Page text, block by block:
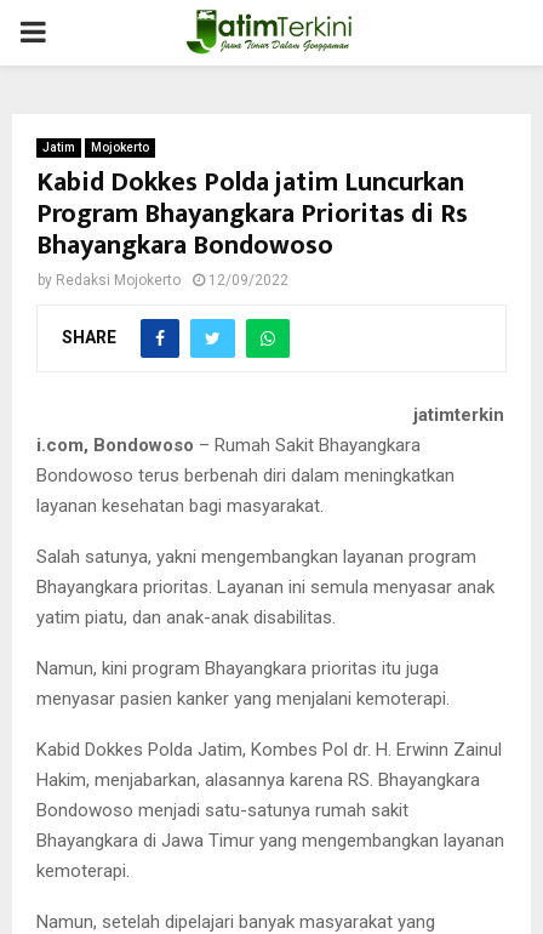
PRIMARY
Jatim Mojokerto
Kabid Dokkes Polda jatim Luncurkan
Program Bhayangkara Prioritas di Rs
Bhayangkara Bondowoso
by Redaksi Mojokerto 12/09/2022
SHARE
jatimterkin
i.com, Bondowoso – Rumah Sakit Bhayangkara
Bondowoso terus berbenah diri dalam meningkatkan
layanan kesehatan bagi masyarakat.
Salah satunya, yakni mengembangkan layanan program
Bhayangkara prioritas. Layanan ini semula menyasar anak
yatim piatu, dan anak-anak disabilitas.
Namun, kini program Bhayangkara prioritas itu juga
menyasar pasien kanker yang menjalani kemoterapi.
Kabid Dokkes Polda Jatim, Kombes Pol dr. H. Erwinn Zainul
Hakim, menjabarkan, alasannya karena RS. Bhayangkara
Bondowoso menjadi satu-satunya rumah sakit
Bhayangkara di Jawa Timur yang mengembangkan layanan
kemoterapi.
Namun, setelah dipelajari banyak masyarakat yang